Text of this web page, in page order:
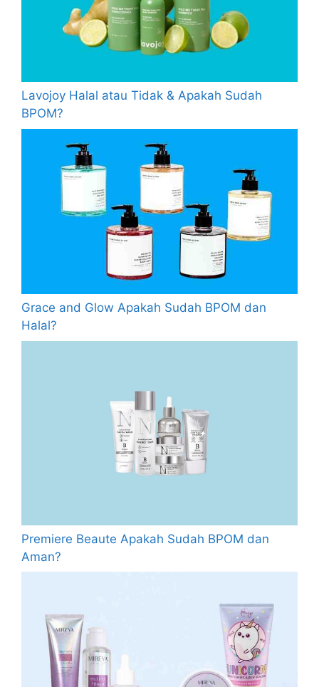
Lavojoy Halal atau Tidak & Apakah Sudah
BPOM?
Grace and Glow Apakah Sudah BPOM dan
Halal?
Premiere Beaute Apakah Sudah BPOM dan
Aman?